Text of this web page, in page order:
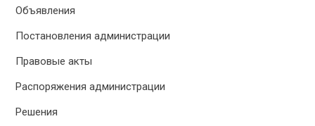
Объявления
Постановления администрации
Правовые акты
Распоряжения администрации
Решения